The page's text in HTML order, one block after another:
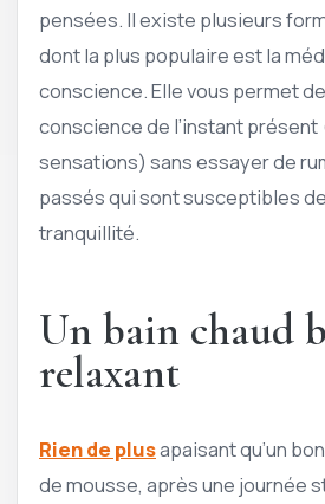
pensées. Il existe plusieurs
dont la plus populaire est la
conscience. Elle vous permet
conscience de l’instant
sensations) sans essayer de
passés qui sont susceptibles
tranquillité.
Un bain chaud
relaxant
Rien de plusapaisant qu’un
de mousse, après une journée